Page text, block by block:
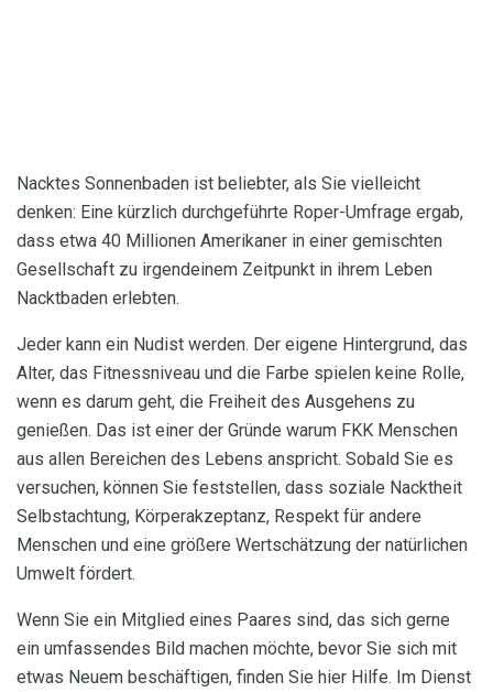
Nacktes Sonnenbaden ist beliebter, als Sie vielleicht
denken: Eine kürzlich durchgeführte Roper-Umfrage ergab,
dass etwa 40 Millionen Amerikaner in einer gemischten
Gesellschaft zu irgendeinem Zeitpunkt in ihrem Leben
Nacktbaden erlebten.
Jeder kann ein Nudist werden. Der eigene Hintergrund, das
Alter, das Fitnessniveau und die Farbe spielen keine Rolle,
wenn es darum geht, die Freiheit des Ausgehens zu
genießen. Das ist einer der Gründe warum FKK Menschen
aus allen Bereichen des Lebens anspricht. Sobald Sie es
versuchen, können Sie feststellen, dass soziale Nacktheit
Selbstachtung, Körperakzeptanz, Respekt für andere
Menschen und eine größere Wertschätzung der natürlichen
Umwelt fördert.
Wenn Sie ein Mitglied eines Paares sind, das sich gerne
ein umfassendes Bild machen möchte, bevor Sie sich mit
etwas Neuem beschäftigen, finden Sie hier Hilfe. Im Dienst